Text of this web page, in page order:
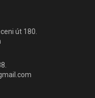
út 180.